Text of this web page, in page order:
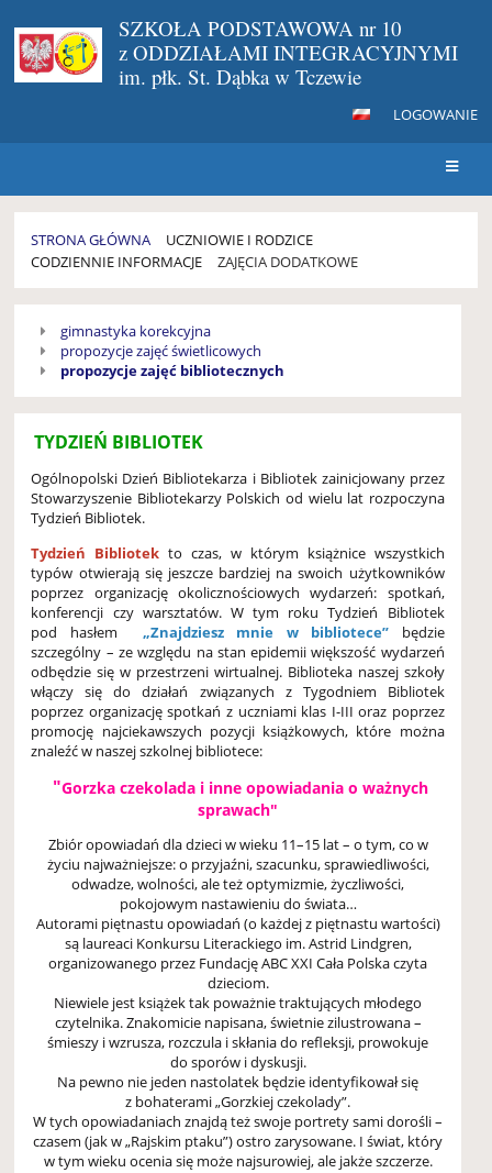
SZKOŁA PODSTAWOWA nr 10
z ODDZIAŁAMI INTEGRACYJNYMI
im. płk. St. Dąbka w Tczewie
LOGOWANIE
STRONA GŁÓWNA
UCZNIOWIE I RODZICE
CODZIENNIE INFORMACJE
ZAJĘCIA DODATKOWE
DODATKOWE
gimnastyka korekcyjna
propozycje zajęć świetlicowych
propozycje zajęć bibliotecznych
TYDZIEŃ BIBLIOTEK
Ogólnopolski Dzień Bibliotekarza i Bibliotek zainicjowany przez
Stowarzyszenie Bibliotekarzy Polskich od wielu lat rozpoczyna
Tydzień Bibliotek.
Tydzień Bibliotekto czas, w którym książnice wszystkich
typów otwierają się jeszcze bardziej na swoich użytkowników
poprzez organizację okolicznościowych wydarzeń: spotkań,
konferencji czy warsztatów. W tym roku Tydzień Bibliotek
pod hasłem „Znajdziesz mnie w bibliotece” będzie
szczególny – ze względu na stan epidemii większość wydarzeń
odbędzie się w przestrzeni wirtualnej. Biblioteka naszej szkoły
włączy się do działań związanych z Tygodniem Bibliotek
poprzez organizację spotkań z uczniami klas I-III oraz poprzez
promocję najciekawszych pozycji książkowych, które można
znaleźć w naszej szkolnej bibliotece:
"Gorzka czekolada i inne opowiadania o ważnych
sprawach"
Zbiór opowiadań dla dzieci w wieku 11–15 lat – o tym, co w
życiu najważniejsze: o przyjaźni, szacunku, sprawiedliwości,
odwadze, wolności, ale też optymizmie, życzliwości,
pokojowym nastawieniu do świata…
Autorami piętnastu opowiadań (o każdej z piętnastu wartości)
są laureaci Konkursu Literackiego im. Astrid Lindgren,
organizowanego przez Fundację ABC XXI Cała Polska czyta
dzieciom.
Niewiele jest książek tak poważnie traktujących młodego
czytelnika. Znakomicie napisana, świetnie zilustrowana –
śmieszy i wzrusza, rozczula i skłania do refleksji, prowokuje
do sporów i dyskusji.
Na pewno nie jeden nastolatek będzie identyfikował się
z bohaterami „Gorzkiej czekolady”.
W tych opowiadaniach znajdą też swoje portrety sami dorośli –
czasem (jak w „Rajskim ptaku”) ostro zarysowane. I świat, który
w tym wieku ocenia się może najsurowiej, ale jakże szczerze.